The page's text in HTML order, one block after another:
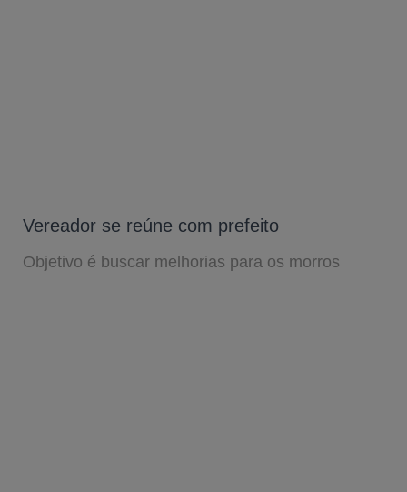
Vereador se reúne com prefeito
Objetivo é buscar melhorias para os morros